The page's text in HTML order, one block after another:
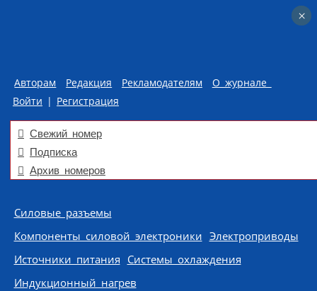
Авторам Редакция Рекламодателям
О журнале
Войти | Регистрация
Свежий номер
Подписка
Архив номеров
Skip to content
Силовые разъемы
Компоненты силовой электроники Электроприводы
Источники питания Системы охлаждения
Индукционный нагрев
×
×